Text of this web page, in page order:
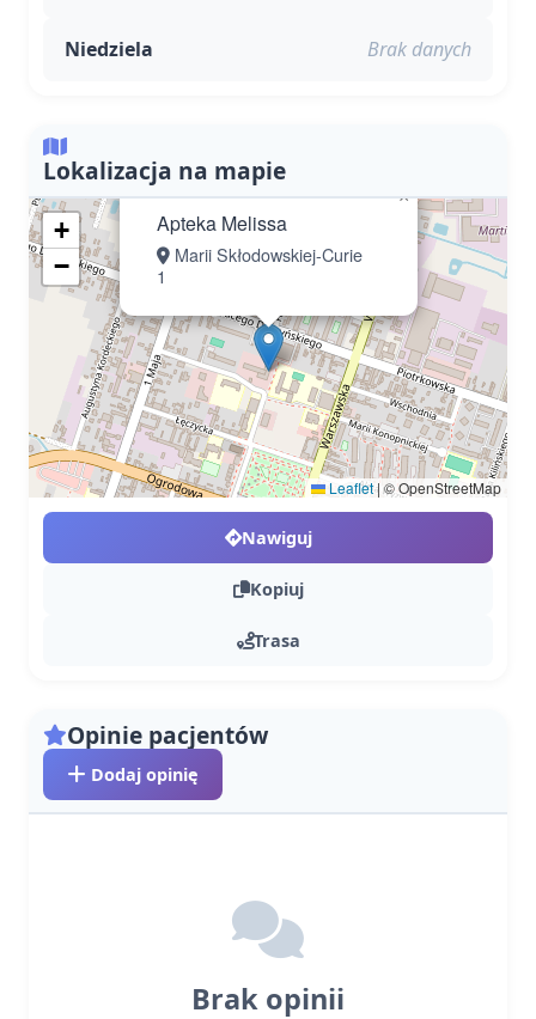
Niedziela Brak danych
Lokalizacja na mapie
Apteka Melissa
Marii Skłodowskiej-Curie
1
×
+
−
Leaflet|© OpenStreetMap
Nawiguj
Kopiuj
Trasa
Opinie pacjentów
Dodaj opinię
Brak opinii